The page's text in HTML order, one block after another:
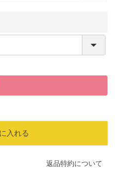
入れる
返品特約について